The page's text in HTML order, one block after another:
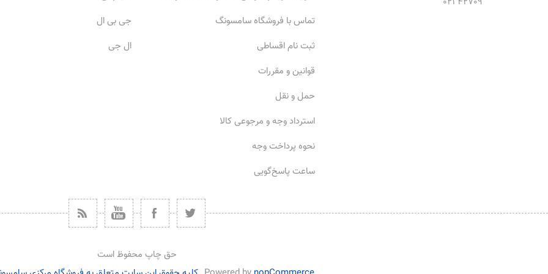
تماس با فروشگاه سامسونگ
ثبت نام اقساطی
قوانین و مقررات
حمل و نقل
استرداد وجه و مرجوعی کالا
نحوه پرداخت وجه
ساعت پاسخ‌گویی
جی بی ال
ال جی
حق چاپ محفوظ است